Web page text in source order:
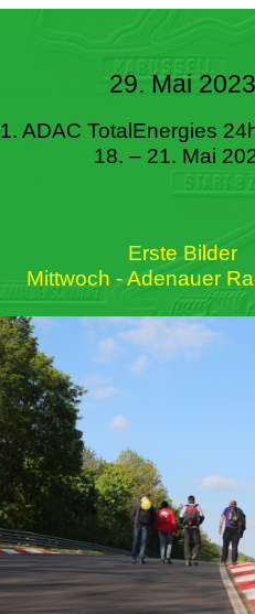
29. Mai 2023
ADAC TotalEnergies
18. – 21. Mai
Erste Bilder
Mittwoch - Adenauer